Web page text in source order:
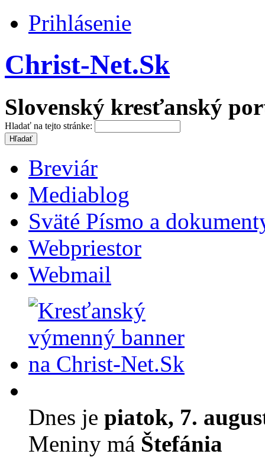
Prihlásenie
Christ-Net.Sk
Slovenský kresťanský
Hladať na tejto stránke:
Breviár
Mediablog
Sväté Písmo a
Webpriestor
Webmail
Dnes je piatok, 7.
Meniny má Štefánia